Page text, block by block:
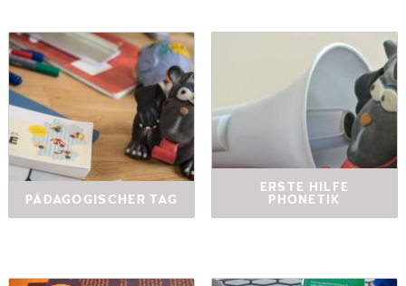
PÄDAGOGISCHER TAG
ERSTE HILFE
PHONETIK